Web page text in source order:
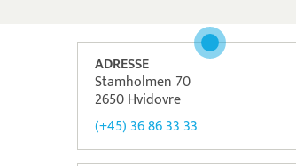
ADRESSE
Stamholmen 70
2650 Hvidovre
(+45) 36 86 33 33